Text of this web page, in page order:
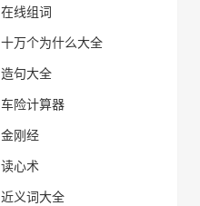
在线组词
十万个为什么大全
造句大全
车险计算器
金刚经
读心术
近义词大全